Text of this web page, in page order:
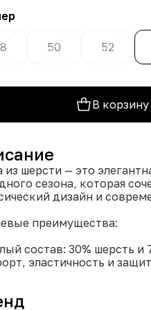
50 52
В корзину
шерсти — это
сезона, которая
дизайн и
преимущества:
состав: 30% шерсть
эластичность и
посадка: